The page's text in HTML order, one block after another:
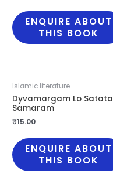
ENQUIRE ABOUT
THIS BOOK
Islamic literature
Dyvamargam Lo Satata
Samaram
₹15.00
ENQUIRE ABOUT
THIS BOOK